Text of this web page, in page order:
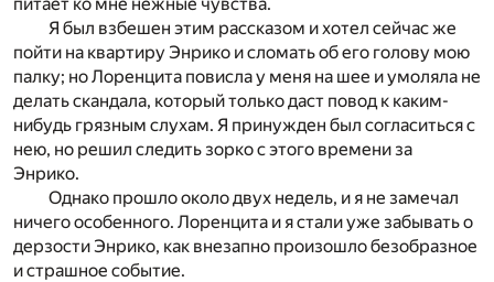
Я был взбешен этим рассказом и хотел сейчас же
пойти на квартиру Энрико и сломать об его голову мою
палку; но Лоренцита повисла у меня на шее и умоляла не
делать скандала, который только даст повод к каким-
нибудь грязным слухам. Я принужден был согласиться с
нею, но решил следить зорко с этого времени за
Энрико.
Однако прошло около двух недель, и я не замечал
ничего особенного. Лоренцита и я стали уже забывать о
дерзости Энрико, как внезапно произошло безобразное
и страшное событие.